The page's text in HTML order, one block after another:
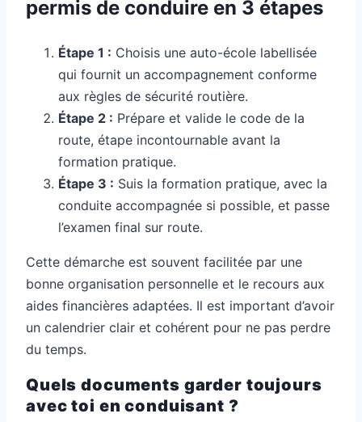
permis de conduire en 3 étapes
Étape 1 : Choisis une auto-école labellisée
qui fournit un accompagnement conforme
aux règles de sécurité routière.
Étape 2 : Prépare et valide le code de la
route, étape incontournable avant la
formation pratique.
Étape 3 : Suis la formation pratique, avec la
conduite accompagnée si possible, et passe
l’examen final sur route.
Cette démarche est souvent facilitée par une
bonne organisation personnelle et le recours aux
aides financières adaptées. Il est important d’avoir
un calendrier clair et cohérent pour ne pas perdre
du temps.
Quels documents garder toujours
avec toi en conduisant ?